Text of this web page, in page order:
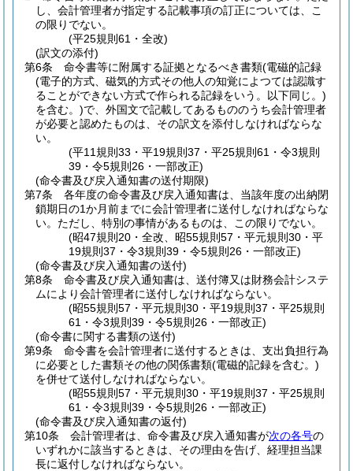
し、会計管理者が指定する記載事項の訂正については、こ
の限りでない。
(平25規則61・全改)
(訳文の添付)
第6条
命令書等に附属する証拠となるべき書類(電磁的記録
(電子的方式、磁気的方式その他人の知覚によつては認識す
ることができない方式で作られる記録をいう。以下同じ。)
を含む。)で、外国文で記載してあるもののうち会計管理者
が必要と認めたものは、その訳文を添付しなければならな
い。
(平11規則33・平19規則37・平25規則61・令3規則
39・令5規則26・一部改正)
(命令書及び戻入通知書の送付期限)
第7条
各年度の命令書及び戻入通知書は、当該年度の出納閉
鎖期日の1か月前までに会計管理者に送付しなければならな
い。 ただし、特別の事情があるものは、この限りでない。
(昭47規則20・全改、昭55規則57・平元規則30・平
19規則37・令3規則39・令5規則26・一部改正)
(命令書及び戻入通知書の送付)
第8条
命令書及び戻入通知書は、送付簿又は財務会計システ
ムにより会計管理者に送付しなければならない。
(昭55規則57・平元規則30・平19規則37・平25規則
61・令3規則39・令5規則26・一部改正)
(命令書に関する書類の送付)
第9条
命令書を会計管理者に送付するときは、支出負担行為
に必要とした書類その他の関係書類(電磁的記録を含む。)
を併せて送付しなければならない。
(昭55規則57・平元規則30・平19規則37・平25規則
61・令3規則39・令5規則26・一部改正)
(命令書及び戻入通知書の返付)
第10条
会計管理者は、命令書及び戻入通知書が次の各号の
いずれかに該当するときは、その理由を告げ、経理担当課
長に返付しなければならない。